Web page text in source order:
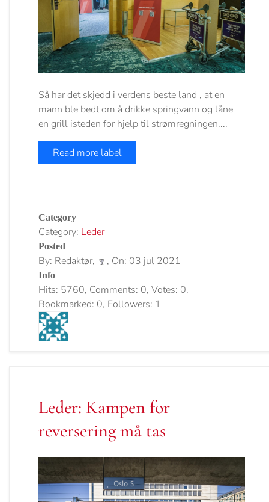
Så har det skjedd i verdens beste land , at en
mann ble bedt om å drikke springvann og låne
en grill isteden for hjelp til strømregningen....
Read more label
Category
Category: Leder
Posted
By: Redaktør, , On: 03 jul 2021
Info
Hits: 5760, Comments: 0, Votes: 0,
Bookmarked: 0, Followers: 1
Leder: Kampen for
reversering må tas